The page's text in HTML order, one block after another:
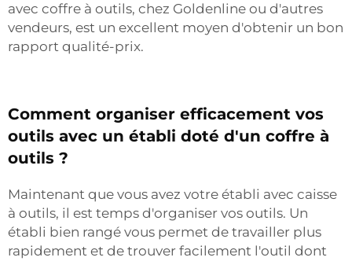
avec coffre à outils, chez Goldenline ou d'autres
vendeurs, est un excellent moyen d'obtenir un bon
rapport qualité-prix.
Comment organiser efficacement vos
outils avec un établi doté d'un coffre à
outils ?
Maintenant que vous avez votre établi avec caisse
à outils, il est temps d'organiser vos outils. Un
établi bien rangé vous permet de travailler plus
rapidement et de trouver facilement l'outil dont